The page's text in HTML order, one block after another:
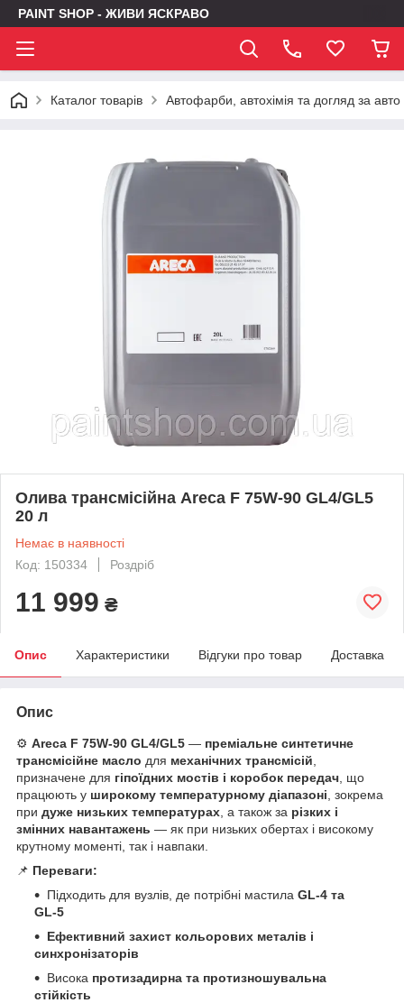
PAINT SHOP - ЖИВИ ЯСКРАВО
Каталог товарів Автофарби, автохімія та догляд за авто
Олива трансмісійна Areca F 75W-90 GL4/GL5
20 л
Немає в наявності
Код: 150334
Роздріб
11 999 ₴
Опис Характеристики Відгуки про товар Доставка
Опис
⚙️ Areca F 75W-90 GL4/GL5 — преміальне синтетичне
трансмісійне масло для механічних трансмісій
призначене для гіпоїдних мостів і коробок передач , що
працюють у широкому температурному діапазоні , зокрема
при дуже низьких температурах , а також за різких і
змінних навантажень — як при низьких обертах і високому
крутному моменті, так і навпаки.
📌 Переваги:
Підходить для вузлів, де потрібні мастила GL-4 та
GL-5
Ефективний захист кольорових металів і
синхронізаторів
Висока протизадирна та протизношувальна
стійкість